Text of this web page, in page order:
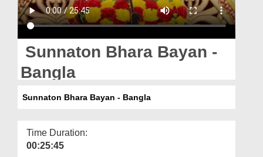
Blog
Magazine
Sunnaton Bhara Bayan -
Bangla
Sunnaton Bhara Bayan - Bangla
Time Duration:
00:25:45